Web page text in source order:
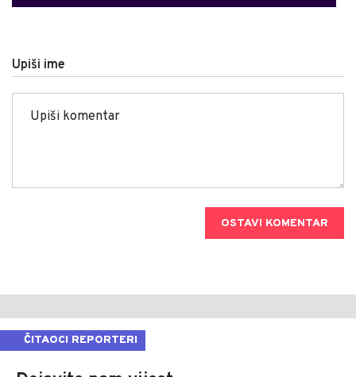
Upiši ime
OSTAVI KOMENTAR
ČITAOCI REPORTERI